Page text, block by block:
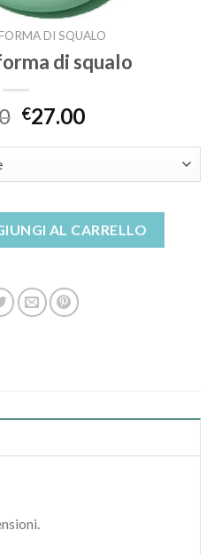
DI SQUALO
di squalo
€27.00
AL CARRELLO